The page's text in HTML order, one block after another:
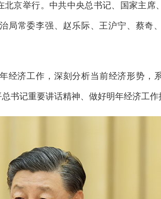
举行。中共中央总书记、国家主席
局常委李强、赵乐际、王沪宁、蔡奇
济工作，深刻分析当前经济形势，系
书记重要讲话精神、做好明年经济工作